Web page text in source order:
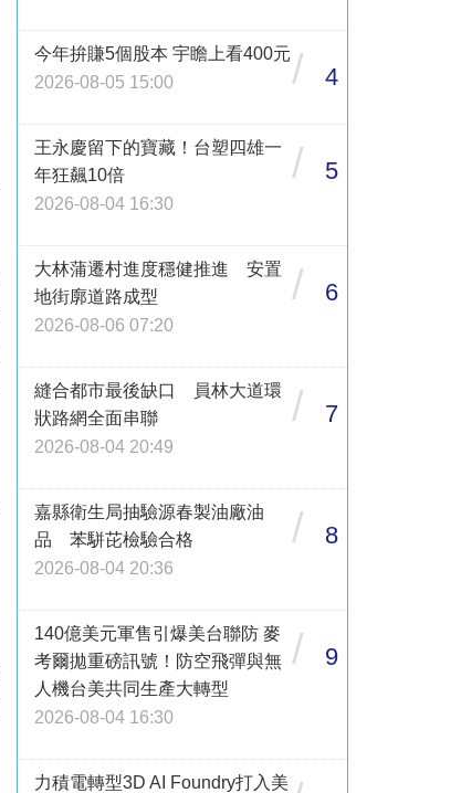
今年拚賺5個股本 宇瞻上看400元
2026-08-05 15:00
/ 4
王永慶留下的寶藏！台塑四雄一
年狂飆10倍
2026-08-04 16:30
/ 5
大林蒲遷村進度穩健推進 安置
地街廓道路成型
2026-08-06 07:20
/ 6
縫合都市最後缺口 員林大道環
狀路網全面串聯
2026-08-04 20:49
/ 7
嘉縣衛生局抽驗源春製油廠油
品 苯駢芘檢驗合格
2026-08-04 20:36
/ 8
140億美元軍售引爆美台聯防 麥
考爾拋重磅訊號！防空飛彈與無
人機台美共同生產大轉型
2026-08-04 16:30
/ 9
力積電轉型3D AI Foundry打入美